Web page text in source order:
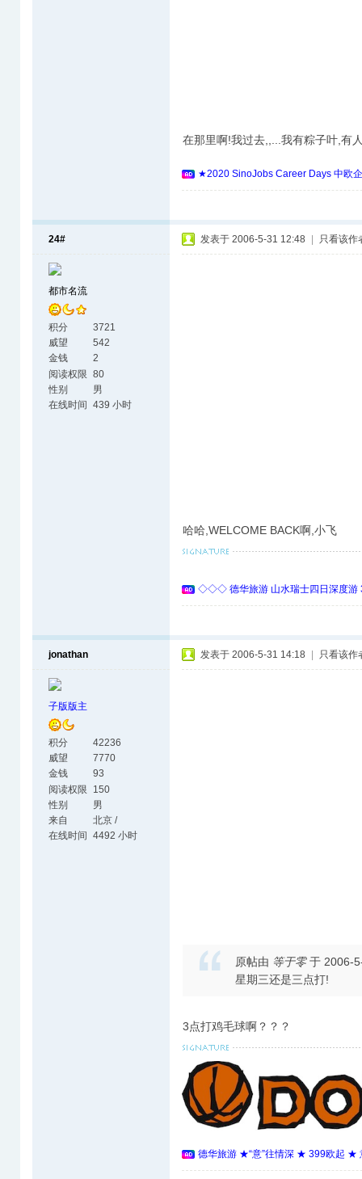
在那里啊!我过去,,...我有粽子叶,有
★2020 SinoJobs Career Days 中欧
24#
都市名流
积分
3721
威望
542
金钱
2
阅读权限 80
性别
男
在线时间
439 小时
发表于 2006-5-31 12:48 只看该作
哈哈,WELCOME BACK啊,小飞
◇◇◇ 德华旅游 山水瑞士四日深度
jonathan
子版版主
积分
42236
威望
7770
金钱
93
阅读权限
150
性别
男
来自
北京 /
Dortmund
在线时间 4492 小时
发表于 2006-5-31 14:18 只看该作
原帖由 等于零于 2006-
星期三还是三点打!
3点打鸡毛球啊？？？
德华旅游 ★“意”往情深 ★ 399欧起 ★